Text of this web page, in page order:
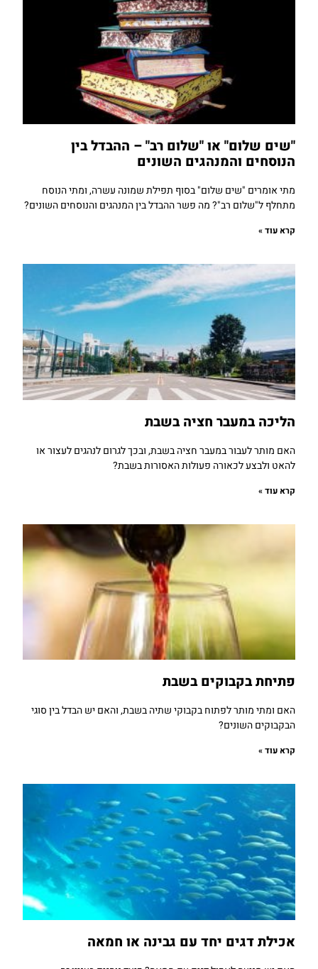
"שים שלום" או "שלום רב" – ההבדל בין
הנוסחים והמנהגים השונים
מתי אומרים "שים שלום" בסוף תפילת שמונה עשרה, ומתי הנוסח
מתחלף ל"שלום רב"? מה פשר ההבדל בין המנהגים והנוסחים השונים?
קרא עוד »
הליכה במעבר חציה בשבת
האם מותר לעבור במעבר חציה בשבת, ובכך לגרום לנהגים לעצור או
להאט ולבצע לכאורה פעולות האסורות בשבת?
קרא עוד »
פתיחת בקבוקים בשבת
האם ומתי מותר לפתוח בקבוקי שתיה בשבת, והאם יש הבדל בין סוגי
הבקבוקים השונים?
קרא עוד »
אכילת דגים יחד עם גבינה או חמאה